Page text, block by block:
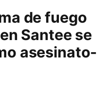
de fuego
Santee se
asesinato-